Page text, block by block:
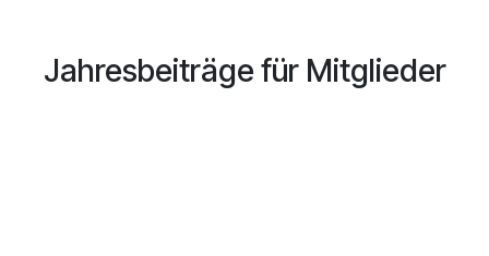
Jahresbeiträge für Mitglieder